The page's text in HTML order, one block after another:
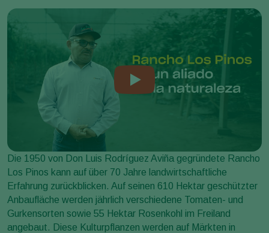
Die 1950 von Don Luis Rodríguez Aviña gegründete Rancho
Los Pinos kann auf über 70 Jahre landwirtschaftliche
Erfahrung zurückblicken. Auf seinen 610 Hektar geschützter
Anbaufläche werden jährlich verschiedene Tomaten- und
Gurkensorten sowie 55 Hektar Rosenkohl im Freiland
angebaut. Diese Kulturpflanzen werden auf Märkten in